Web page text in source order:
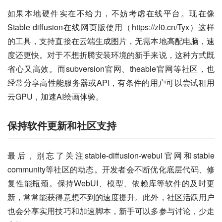
如果本地硬件实在不给力，不妨考虑在线平台。现在像
Stable diffusion在线网页版使用（https://zl0.cn/Tyx）这样
的工具，支持直接在云端生成图片，无需本地高配电脑，速
度还更快。对于不想折腾安装环境的新手来说，这种方式既
省心又高效。而subversion官网、theable官网等社区，也
经常分享高性能服务器或API，有条件的用户可以尝试租用
云GPU，加速AI绘画体验。
保持软件更新和社区支持
最后，别忘了关注stable-diffusion-webui官网和stable
community等社区的动态。开发者会不断优化底层代码、修
复性能瓶颈。保持WebUI、模型、依赖库等软件的及时更
新，常常能获得意想不到的速度提升。此外，社区活跃用户
也会分享实用技巧和加速脚本，新手可以多参与讨论，少走